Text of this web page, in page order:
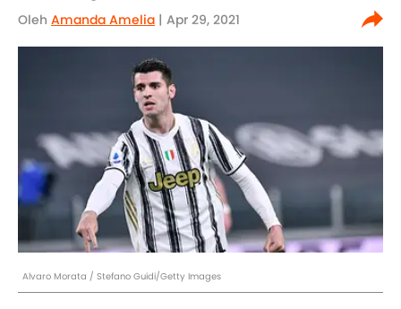
Oleh Amanda Amelia | Apr 29, 2021
Alvaro Morata / Stefano Guidi/Getty Images